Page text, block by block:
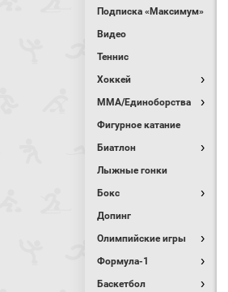
Подписка «Максимум»
Видео
Теннис
Хоккей
MMA/Единоборства
Фигурное катание
Биатлон
Лыжные гонки
Бокс
Допинг
Олимпийские игры
Формула-1
Баскетбол